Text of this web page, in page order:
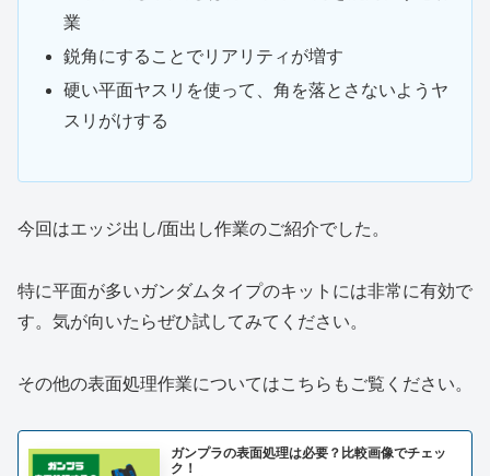
業
鋭角にすることでリアリティが増す
硬い平面ヤスリを使って、角を落とさないようヤ
スリがけする
今回はエッジ出し/面出し作業のご紹介でした。
特に平面が多いガンダムタイプのキットには非常に有効で
す。気が向いたらぜひ試してみてください。
その他の表面処理作業についてはこちらもご覧ください。
ガンプラの表面処理は必要？比較画像でチェッ
ク！